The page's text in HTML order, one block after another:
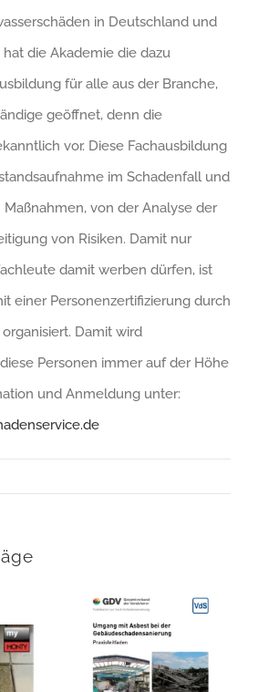
in Deutschland und
die Akademie die dazu
für alle aus der Branche,
geöffnet, denn die
vor. Diese Fachausbildung
im Schadenfall und
von der Analyse der
von Risiken. Damit nur
damit werben dürfen, ist
einer Personenzertifizierung durch
Damit wird
Personen immer auf der Höhe
und Anmeldung unter: